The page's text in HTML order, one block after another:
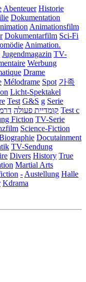
Abenteuer Historie
Dokumentation
Animationsfilm
Dokumentarfilm Sci-Fi
Animation.
Jugendmagazin TV-
Werbung
Drame
Mélodrame Spot 가족
Licht-Spektakel
Test G&S g Serie
קומדיית פעולה Test c
Fiction TV-Serie
Science-Fiction
Docutainment
TV-Sendung
Divers History True
Martial Arts
- Austellung Halle
Kdrama